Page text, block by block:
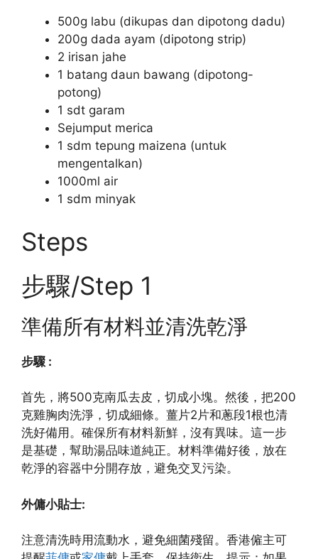
500g labu (dikupas dan dipotong dadu)
200g dada ayam (dipotong strip)
2 irisan jahe
1 batang daun bawang (dipotong-
potong)
1 sdt garam
Sejumput merica
1 sdm tepung maizena (untuk
mengentalkan)
1000ml air
1 sdm minyak
Steps
步驟/Step 1
準備所有材料並清洗乾淨
步驟 :
首先，將500克南瓜去皮，切成小塊。然後，把200
克雞胸肉洗淨，切成細條。薑片2片和蔥段1根也清
洗好備用。確保所有材料新鮮，沒有異味。這一步
是基礎，幫助湯品味道純正。材料準備好後，放在
乾淨的容器中分開存放，避免交叉污染。
外傭小貼士:
注意清洗時用流動水，避免細菌殘留。香港僱主可